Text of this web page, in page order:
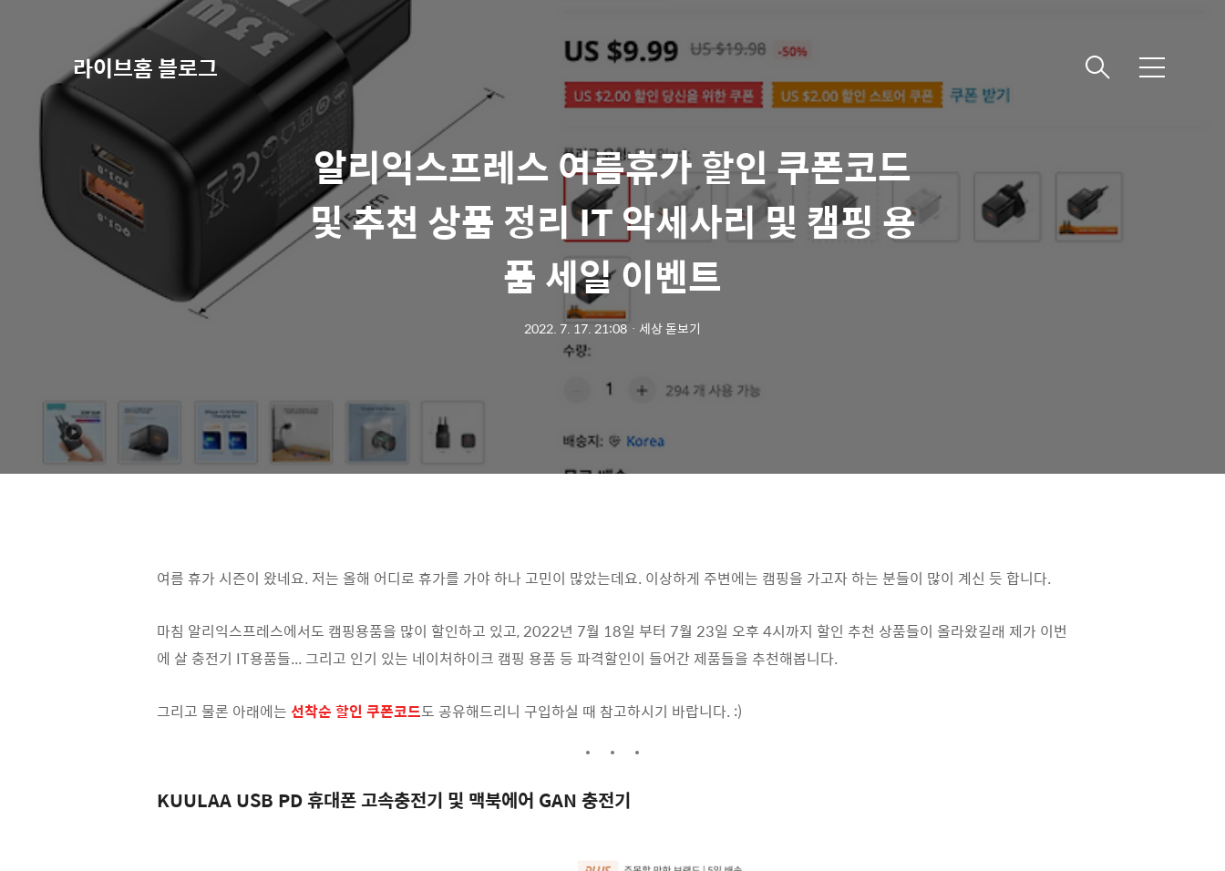
라이브홈 블로그 메
알리익스프레스 여름휴가 할인 쿠폰코드
및 추천 상품 정리 IT 악세사리 및 캠핑 용
품 세일 이벤트
2022. 7. 17. 21:08 ㆍ 세상 돋보기
여름 휴가 시즌이 왔네요. 저는 올해 어디로 휴가를 가야 하나 고민이 많았는데요. 이상하게 주변에는 캠핑을 가고자 하는 분들이 많이 계신 듯 합니다.
마침 알리익스프레스에서도 캠핑용품을 많이 할인하고 있고, 2022년 7월 18일 부터 7월 23일 오후 4시까지 할인 추천 상품들이 올라왔길래 제가 이번
에 살 충전기 IT용품들... 그리고 인기 있는 네이처하이크 캠핑 용품 등 파격할인이 들어간 제품들을 추천해봅니다.
그리고 물론 아래에는 선착순 할인 쿠폰코드도 공유해드리니 구입하실 때 참고하시기 바랍니다. :)
KUULAA USB PD 휴대폰 고속충전기 및 맥북에어 GAN 충전기